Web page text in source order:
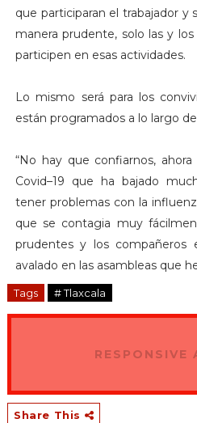
que participaran el trabajador y
manera prudente, solo las y
participen en esas actividades.
Lo mismo será para los
están programados a lo largo
“No hay que confiarnos,
Covid–19 que ha bajado
tener problemas con la
que se contagia muy
prudentes y los compañeros
avalado en las asambleas que
Tags # Tlaxcala
RESPONSIVE
Share This